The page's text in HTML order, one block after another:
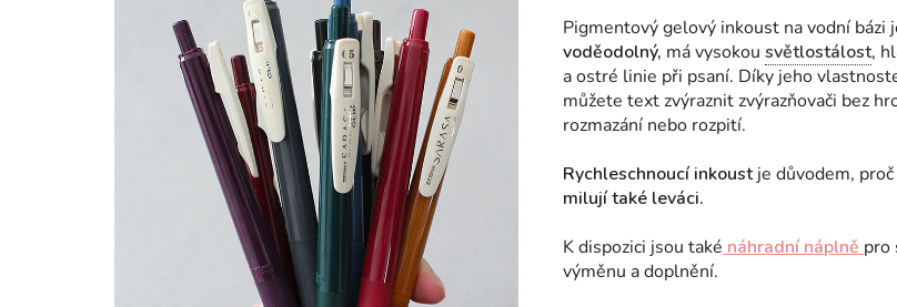
Pigmentový gelový inkoust na vodní bázi
voděodolný, má vysokousvětlostálost,
a ostré linie při psaní. Díky jeho
můžete text zvýraznit zvýrazňovači bez
rozmazání nebo rozpití.
Rychleschnoucí inkoustje důvodem, proč
milují také leváci.
K dispozici jsou také náhradní náplně pro
výměnu a doplnění.